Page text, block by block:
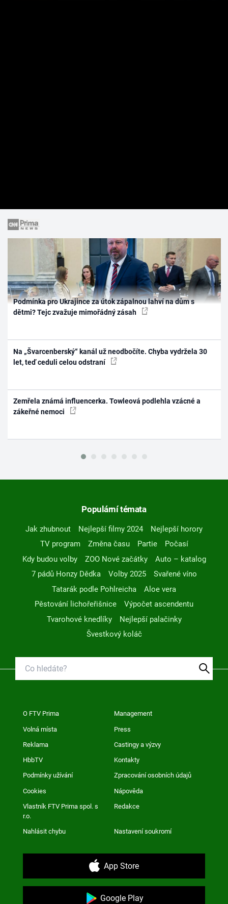
Podmínka pro Ukrajince za útok zápalnou lahví na dům s
dětmi? Tejc zvažuje mimořádný zásah
Na „Švarcenberský“ kanál už neodbočíte. Chyba vydržela 30
let, teď ceduli celou odstraní
Zemřela známá influencerka. Towleová podlehla vzácné a
zákeřné nemoci
Populární témata
Jak zhubnout Nejlepší filmy 2024
Nejlepší horory
TV program
Změna času Partie
Počasí
Kdy budou volby
ZOO Nové začátky
Auto – katalog
7 pádů Honzy Dědka
Volby 2025
Svařené víno
Tatarák podle Pohlreicha
Aloe vera
Pěstování lichořeřišnice
Výpočet ascendentu
Tvarohové knedlíky
Nejlepší palačinky
Švestkový koláč
O FTV Prima Management
Volná místa Press
Reklama Castingy a výzvy
HbbTV Kontakty
Podmínky užívání Zpracování osobních údajů
Cookies Nápověda
Vlastník FTV Prima spol. s
r.o.
Redakce
Nahlásit chybu Nastavení soukromí
App Store
Google Play